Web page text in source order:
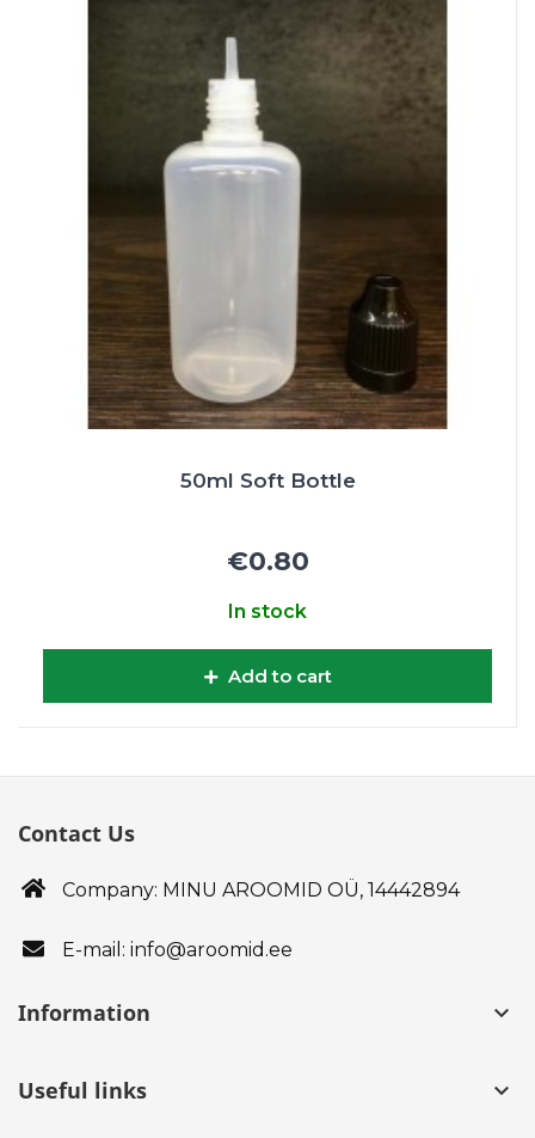
50ml Soft Bottle
€0.80
In stock
Add to cart
Contact Us
Company: MINU AROOMID OÜ, 14442894
E-mail: info@aroomid.ee
Information keyboard_arrow_down
Useful links keyboard_arrow_down